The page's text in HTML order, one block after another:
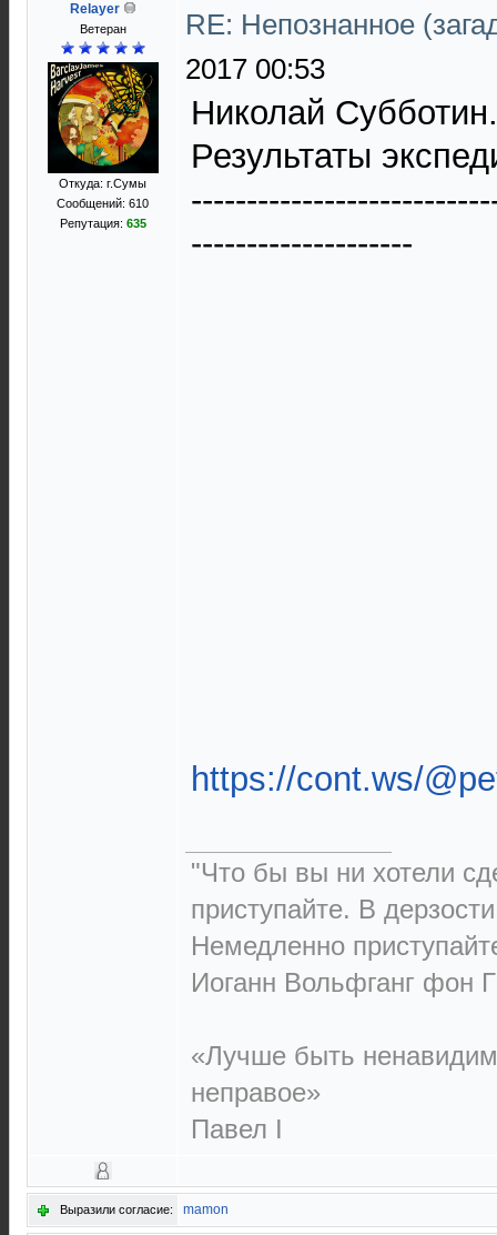
Relayer
Ветеран
Откуда: г.Сумы
Сообщений: 610
Репутация: 635
RE: Непознанное
2017 00:53
Николай
Результаты
--------------------
https://cont.ws/
"Что бы вы ни хотели
приступайте. В
Немедленно
Иоганн Вольфганг фон
«Лучше быть
неправое»
Павел I
Выразили согласие: mamon